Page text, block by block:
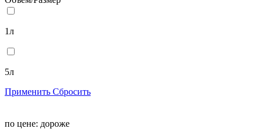
1л
5л
Применить Сбросить
по цене: дороже